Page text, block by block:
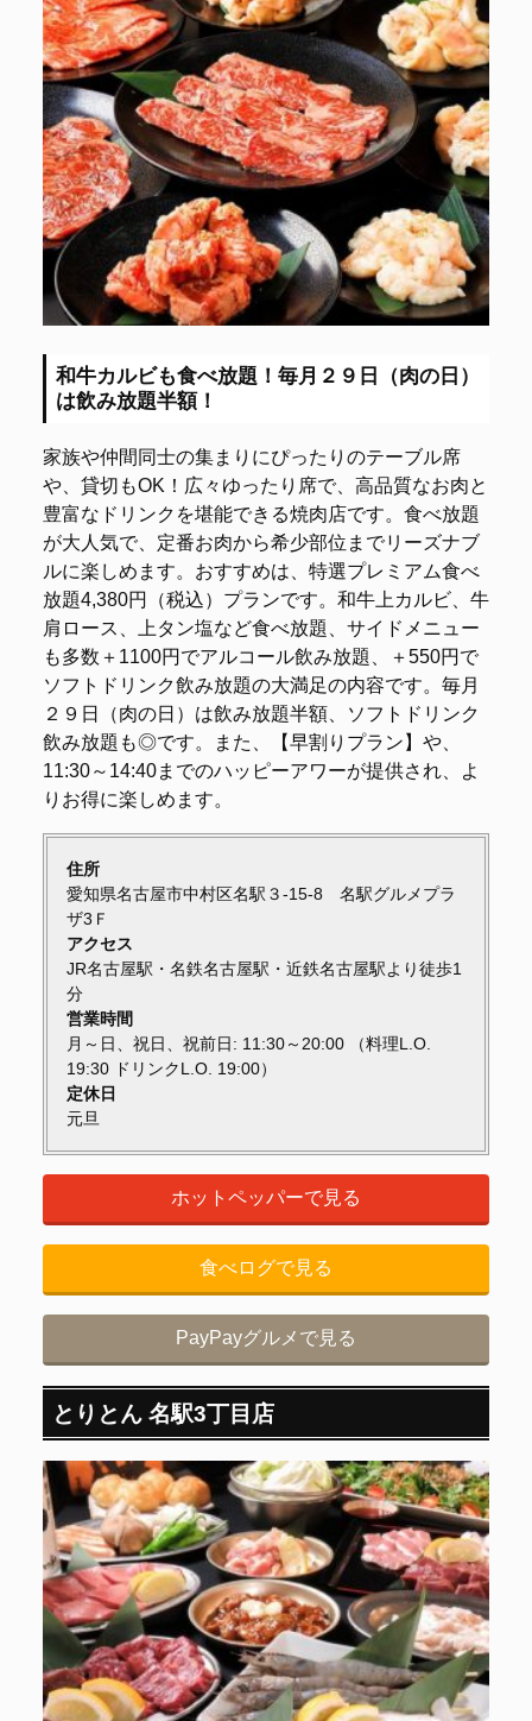
和牛カルビも食べ放題！毎月２９日（肉の日）
は飲み放題半額！
家族や仲間同士の集まりにぴったりのテーブル席
や、貸切もOK！広々ゆったり席で、高品質なお肉と
豊富なドリンクを堪能できる焼肉店です。食べ放題
が大人気で、定番お肉から希少部位までリーズナブ
ルに楽しめます。おすすめは、特選プレミアム食べ
放題4,380円（税込）プランです。和牛上カルビ、牛
肩ロース、上タン塩など食べ放題、サイドメニュー
も多数＋1100円でアルコール飲み放題、＋550円で
ソフトドリンク飲み放題の大満足の内容です。毎月
２９日（肉の日）は飲み放題半額、ソフトドリンク
飲み放題も◎です。また、【早割りプラン】や、
11:30～14:40までのハッピーアワーが提供され、よ
りお得に楽しめます。
住所
愛知県名古屋市中村区名駅３-15-8 名駅グルメプラ
ザ3Ｆ
アクセス
JR名古屋駅・名鉄名古屋駅・近鉄名古屋駅より徒歩1
分
営業時間
月～日、祝日、祝前日: 11:30～20:00 （料理L.O.
19:30 ドリンクL.O. 19:00）
定休日
元旦
ホットペッパーで見る
食べログで見る
PayPayグルメで見る
とりとん 名駅3丁目店